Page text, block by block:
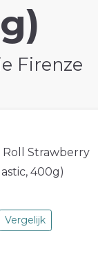
Firenze
Vergelijk